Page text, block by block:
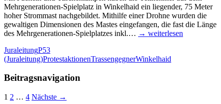
Mehr­­ge­­ne­ra­­tio­­nen-Spiel­­platz in Win­kel­haid ein lie­gen­der, 75 Meter
hoher Strom­mast nach­ge­bil­det. Mit­hil­fe einer Droh­ne wur­den die
gewal­ti­gen Dimen­sio­nen des Mas­tes ein­ge­fan­gen, die fast die Län­ge
des Mehr­­ge­­ne­ra­­tio­­nen-Spiel­­pla­t­­zes inkl.… → wei­ter­le­sen
JuraleitungP53
(Juraleitung)ProtestaktionenTrassengegnerWinkelhaid
Beitragsnavigation
1 2 … 4 Nächste →